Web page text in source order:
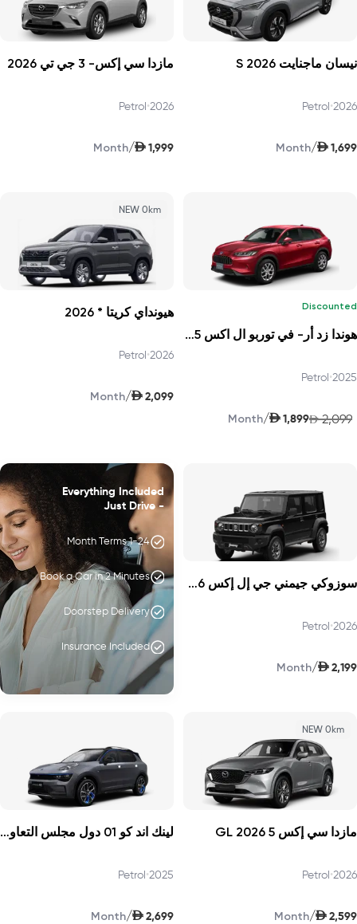
نيسان ماجنايت S 2026
2026
•
Petrol
AED 1,699
/
Month
مازدا سي إكس- 3 جي تي 2026
2026
•
Petrol
AED 1,999
/
Month
Discounted
هوندا زد أر- في توربو ال اكس 2025
2025
•
Petrol
AED 2,099
AED 1,899
/
Month
NEW 0km
هيونداي كريتا * 2026
2026
•
Petrol
AED 2,099
/
Month
سوزوكي جيمني جي إل إكس 2026
2026
•
Petrol
AED 2,199
/
Month
Everything Included
- Just Drive
1-24 Month Terms
Book a Car in 2 Minutes
Doorstep Delivery
Insurance Included
NEW 0km
مازدا سي إكس 5 GL 2026
2026
•
Petrol
AED 2,599
/
Month
لينك اند كو 01 دول مجلس التعاون الخليجي بصوت أعلى برو 2025
2025
•
Petrol
AED 2,699
/
Month